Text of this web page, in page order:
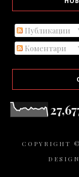
Публикации
Коментари
COPYRIGHT